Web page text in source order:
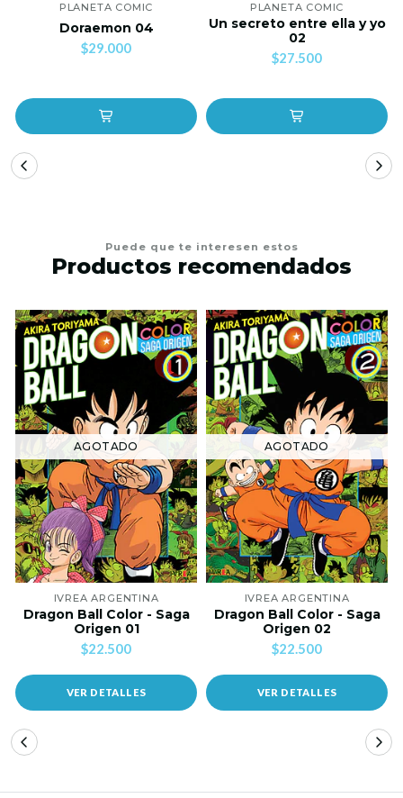
PLANETA COMIC
Doraemon 04
$29.000
PLANETA COMIC
Un secreto entre ella y yo
02
$27.500
Puede que te interesen estos
Productos recomendados
AGOTADO
IVREA ARGENTINA
Dragon Ball Color - Saga
Origen 01
$22.500
VER DETALLES
AGOTADO
IVREA ARGENTINA
Dragon Ball Color - Saga
Origen 02
$22.500
VER DETALLES